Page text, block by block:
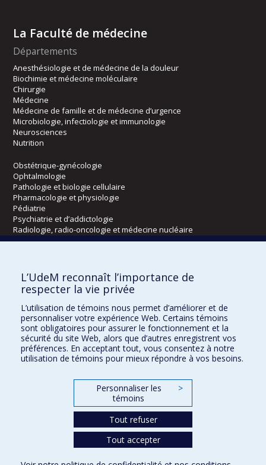
La Faculté de médecine
Départements
Anesthésiologie et de médecine de la douleur
Biochimie et médecine moléculaire
Chirurgie
Médecine
Médecine de famille et de médecine d’urgence
Microbiologie, infectiologie et immunologie
Neurosciences
Nutrition
Obstétrique-gynécologie
Ophtalmologie
Pathologie et biologie cellulaire
Pharmacologie et physiologie
Pédiatrie
Psychiatrie et d’addictologie
Radiologie, radio-oncologie et médecine nucléaire
Écoles
Kinésiologie et des sciences de l’activité physique
Orthophonie et audiologie
Réadaptation
Directions
DPC
CPASS
L’UdeM reconnaît l’importance de
respecter la vie privée
L’utilisation de témoins nous permet d’améliorer et de
personnaliser votre expérience Web. Certains témoins
sont obligatoires pour assurer le fonctionnement et la
sécurité du site Web, alors que d’autres enregistrent vos
préférences. En acceptant tout, vous consentez à notre
utilisation de témoins pour mieux répondre à vos besoins.
Personnaliser les
témoins
>
Tout refuser
Tout accepter